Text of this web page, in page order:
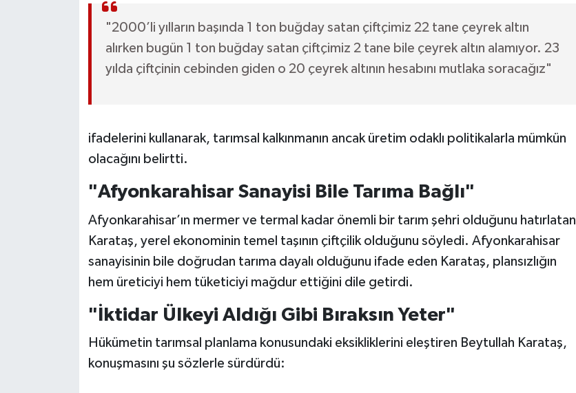
"2000’li yılların başında 1 ton buğday satan çiftçimiz 22 tane çeyrek altın
alırken bugün 1 ton buğday satan çiftçimiz 2 tane bile çeyrek altın alamıyor. 23
yılda çiftçinin cebinden giden o 20 çeyrek altının hesabını mutlaka soracağız"
ifadelerini kullanarak, tarımsal kalkınmanın ancak üretim odaklı politikalarla mümkün
olacağını belirtti.
"Afyonkarahisar Sanayisi Bile Tarıma Bağlı"
Afyonkarahisar’ın mermer ve termal kadar önemli bir tarım şehri olduğunu hatırlatan
Karataş, yerel ekonominin temel taşının çiftçilik olduğunu söyledi. Afyonkarahisar
sanayisinin bile doğrudan tarıma dayalı olduğunu ifade eden Karataş, plansızlığın
hem üreticiyi hem tüketiciyi mağdur ettiğini dile getirdi.
"İktidar Ülkeyi Aldığı Gibi Bıraksın Yeter"
Hükümetin tarımsal planlama konusundaki eksikliklerini eleştiren Beytullah Karataş,
konuşmasını şu sözlerle sürdürdü: